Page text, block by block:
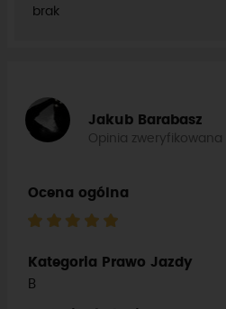
brak
Ocena ogólna
Kategoria Prawo Jazdy
B
Jakub Barabasz
Opinia zweryfikowana